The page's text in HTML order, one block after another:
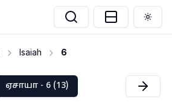
Isaiah 6
ஏசாயா - 6 (13)